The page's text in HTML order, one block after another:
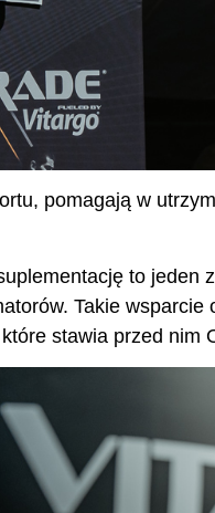
pomagają w
to
Takie
stawia przed nim